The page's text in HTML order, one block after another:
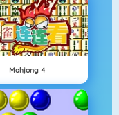
Mahjong 4